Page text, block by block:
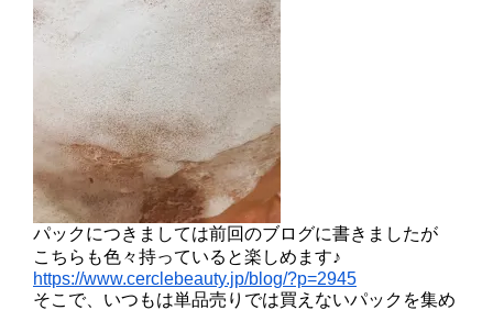
パックにつきましては前回のブログに書きましたが
こちらも色々持っていると楽しめます♪
https://www.cerclebeauty.jp/blog/?p=2945
そこで、いつもは単品売りでは買えないパックを集め